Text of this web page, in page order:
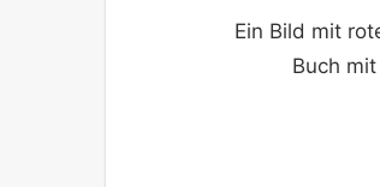
Ein Bild mit
Buch